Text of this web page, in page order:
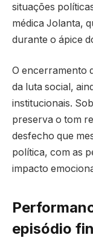
situações
médica Jolanta,
durante o ápice
O encerramento
da luta social,
institucionais.
preserva o tom
desfecho que
política, com as
impacto
episódio